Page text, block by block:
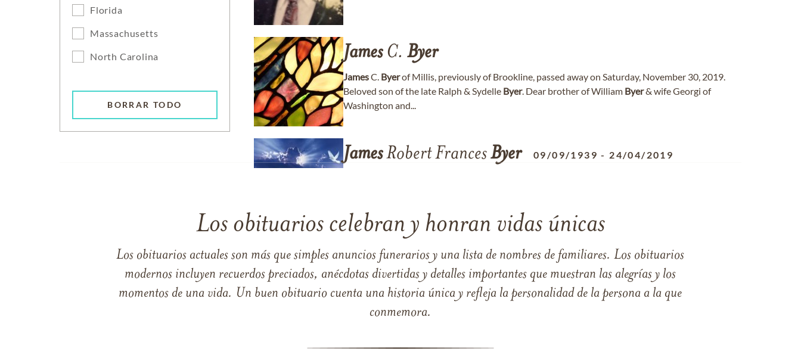
Florida
Massachusetts
North Carolina
BORRAR TODO
JamesC. Byer
JamesC. Byerof Millis, previously of Brookline, passed away on Saturday, November 30, 2019.
Beloved son of the late Ralph & Sydelle Byer. Dear brother of William Byer& wife Georgi of
Washington and...
JamesRobert FrancesByer 09/09/1939 - 24/04/2019
Los obituarios celebran y honran vidas únicas
Los obituarios actuales son más que simples anuncios funerarios y una lista de nombres de familiares. Los obituarios
modernos incluyen recuerdos preciados, anécdotas divertidas y detalles importantes que muestran las alegrías y los
momentos de una vida. Un buen obituario cuenta una historia única y refleja la personalidad de la persona a la que
conmemora.